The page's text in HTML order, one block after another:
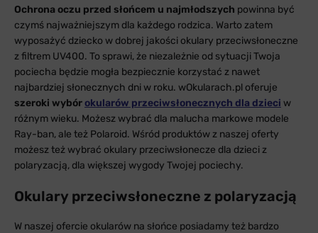
Ochrona oczu przed słońcem u najmłodszych powinna być
czymś najważniejszym dla każdego rodzica. Warto zatem
wyposażyć dziecko w dobrej jakości okulary przeciwsłoneczne
z filtrem UV400. To sprawi, że niezależnie od sytuacji Twoja
pociecha będzie mogła bezpiecznie korzystać z nawet
najbardziej słonecznych dni w roku. wOkularach.pl oferuje
szeroki wybórokularów przeciwsłonecznych dla dzieci w
różnym wieku. Możesz wybrać dla malucha markowe modele
Ray-ban, ale też Polaroid. Wśród produktów z naszej oferty
możesz też wybrać okulary przeciwsłonecze dla dzieci z
polaryzacją, dla większej wygody Twojej pociechy.
Okulary przeciwsłoneczne z polaryzacją
W naszej ofercie okularów na słońce posiadamy też bardzo